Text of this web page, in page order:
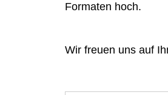
Formaten hoch.
Wir freuen uns auf